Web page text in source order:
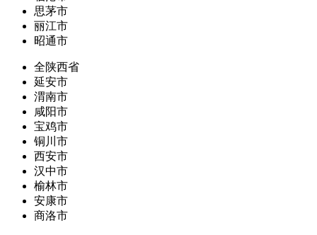
思茅市
丽江市
昭通市
全陕西省
延安市
渭南市
咸阳市
宝鸡市
铜川市
西安市
汉中市
榆林市
安康市
商洛市